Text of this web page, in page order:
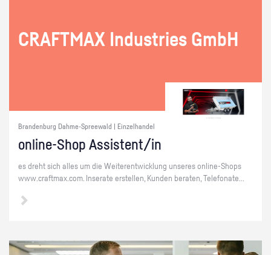
CRAFT­MAX In­dus­tries GmbH
Brandenburg Dahme-Spreewald | Einzelhandel
on­line-Shop As­sis­tent/in
es dreht sich alles um die Wei­ter­ent­wick­lung un­se­res on­line-Shops
www.​craftmax.​com. In­se­ra­te er­stel­len, Kun­den be­ra­ten, Te­le­fo­na­te...